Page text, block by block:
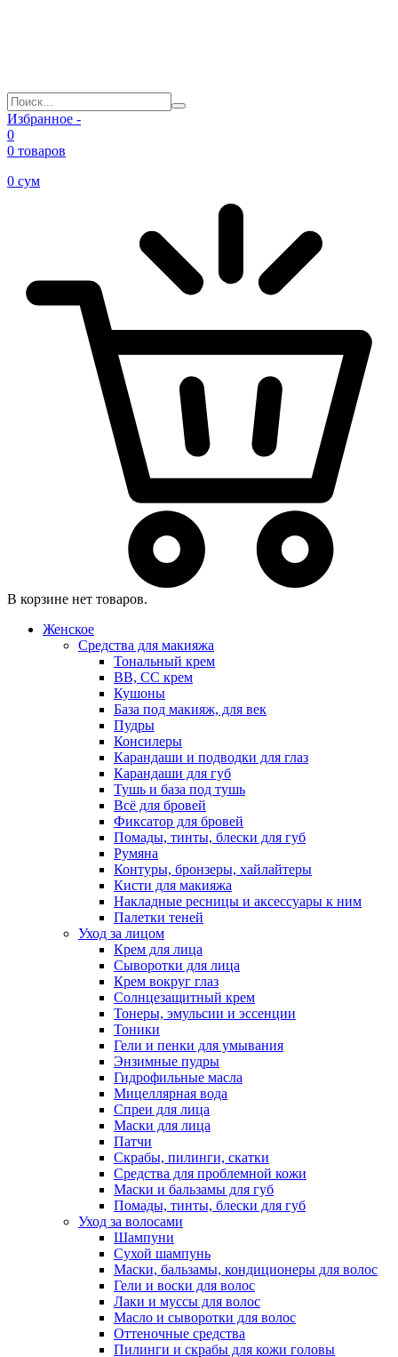
Избранное -
0
0 товаров
0 сум
В корзине нет товаров.
Женское
Средства для макияжа
Тональный крем
BB, CC крем
Кушоны
База под макияж, для век
Пудры
Консилеры
Карандаши и подводки для глаз
Карандаши для губ
Тушь и база под тушь
Всё для бровей
Фиксатор для бровей
Помады, тинты, блески для губ
Румяна
Контуры, бронзеры, хайлайтеры
Кисти для макияжа
Накладные ресницы и аксессуары к ним
Палетки теней
Уход за лицом
Крем для лица
Сыворотки для лица
Крем вокруг глаз
Солнцезащитный крем
Тонеры, эмульсии и эссенции
Тоники
Гели и пенки для умывания
Энзимные пудры
Гидрофильные масла
Мицеллярная вода
Спреи для лица
Маски для лица
Патчи
Скрабы, пилинги, скатки
Средства для проблемной кожи
Маски и бальзамы для губ
Помады, тинты, блески для губ
Уход за волосами
Шампуни
Сухой шампунь
Маски, бальзамы, кондиционеры для волос
Гели и воски для волос
Лаки и муссы для волос
Масло и сыворотки для волос
Оттеночные средства
Пилинги и скрабы для кожи головы